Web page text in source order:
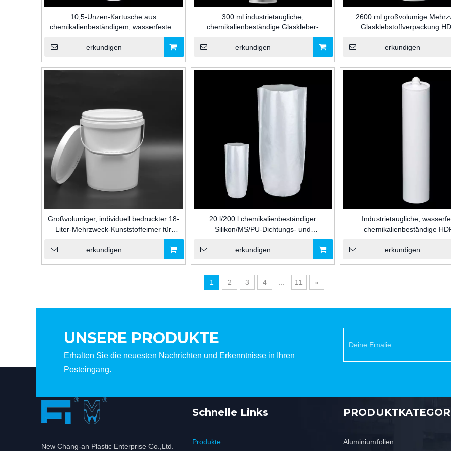
10,5-Unzen-Kartusche aus
chemikalienbeständigem, wasserfestem
Glasklebstoff in Industriequalität, HDPE-
Kunststoffkartusche für Silikon-/MS-/PU-
Dichtungsmittel und Klebstoffabdichtung
erkundigen
300 ml industrietaugliche,
chemikalienbeständige Glaskleber-
Kartusche aus Aluminium-Kunststoff für
Silikon-/MS-/PU-Dichtungs- und
erkundigen
2600 ml großvolumige
Glasklebstoffverpackung
Kunststoffkartusche für
Dichtungsmittel für die
erkundigen
Großvolumiger, individuell bedruckter 18-
Liter-Mehrzweck-Kunststoffeimer für
Silikon-/MS-/PU-Dichtungs- und
Klebstoffverpackungen für den industriellen
erkundigen
20 l/200 l chemikalienbeständiger
Silikon/MS/PU-Dichtungs- und
Klebstoffverpackungsbeutel aus
Aluminiumfolie mit großem
Fassungsvermögen für den industriellen
erkundigen
Industrietaugliche,
chemikalienbeständige
Kunststoffkartusche mit einer
10 Unzen für Silikon-/MS-/
Dichtungsmittel und
erkundigen
1 2 3 4 11 »
UNSERE PRODUKTE
Erhalten Sie die neuesten Nachrichten und Erkenntnisse in Ihren
Posteingang.
New Chang-an Plastic Enterprise Co.,Ltd.
Schnelle Links
Produkte Aluminiumfolien